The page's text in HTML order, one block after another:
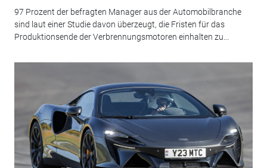
97 Prozent der befragten Manager aus der Automobilbranche
sind laut einer Studie davon überzeugt, die Fristen für das
Produktionsende der Verbrennungsmotoren einhalten zu...